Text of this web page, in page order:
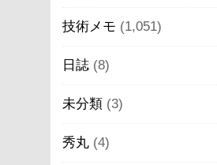
技術メモ (1,051)
日誌 (8)
未分類 (3)
秀丸 (4)